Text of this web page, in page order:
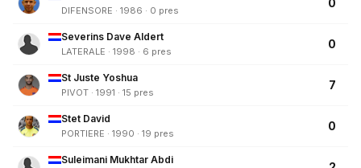
DIFENSORE · 1986 · 0 pres
0
Severins Dave Aldert
LATERALE · 1998 · 6 pres
0
St Juste Yoshua
PIVOT · 1991 · 15 pres
7
Stet David
PORTIERE · 1990 · 19 pres
0
Suleimani Mukhtar Abdi